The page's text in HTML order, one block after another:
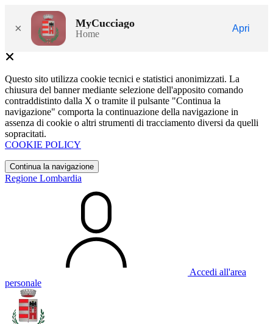
× MyCucciago
Home
Apri
Questo sito utilizza cookie tecnici e statistici anonimizzati. La
chiusura del banner mediante selezione dell'apposito comando
contraddistinto dalla X o tramite il pulsante "Continua la
navigazione" comporta la continuazione della navigazione in
assenza di cookie o altri strumenti di tracciamento diversi da quelli
sopracitati.
COOKIE POLICY
Continua la navigazione
Regione Lombardia
Accedi all'area
personale